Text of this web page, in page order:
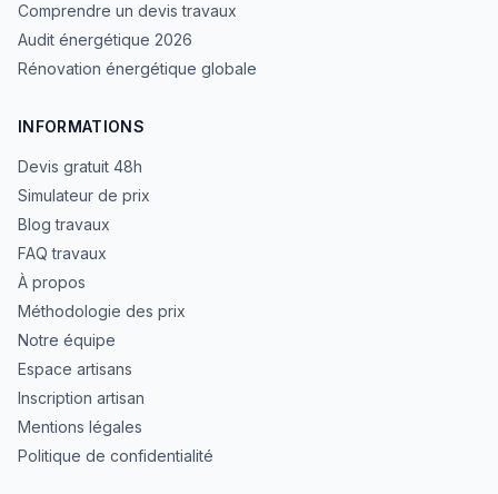
Comprendre un devis travaux
Audit énergétique 2026
Rénovation énergétique globale
INFORMATIONS
Devis gratuit 48h
Simulateur de prix
Blog travaux
FAQ travaux
À propos
Méthodologie des prix
Notre équipe
Espace artisans
Inscription artisan
Mentions légales
Politique de confidentialité